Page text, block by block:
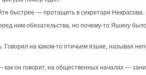
быстрее — протащить в секретари Некрасова.
ним обязательства, но почему-то Яшину
Говорил на каком-то птичьем языке, называя
как он говорит, на общественных началах —